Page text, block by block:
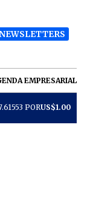
EMPRESARIAL
PORUS$1.00